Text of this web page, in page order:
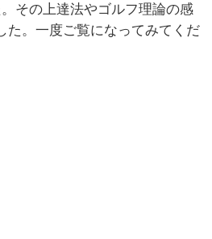
その上達法やゴルフ理論の感
た。一度ご覧になってみてくだ